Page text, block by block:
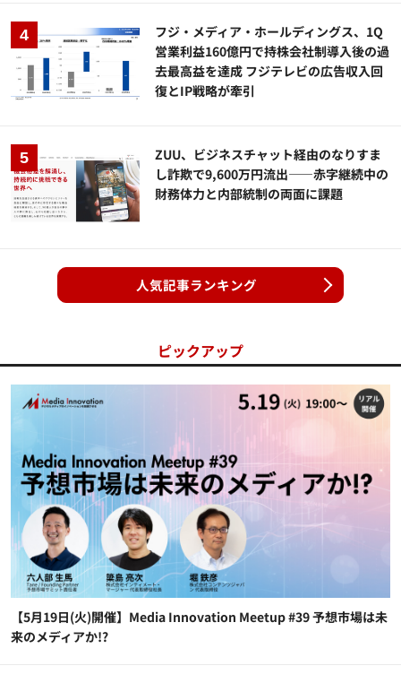
フジ・メディア・ホールディングス、1Q
営業利益160億円で持株会社制導入後の過
去最高益を達成 フジテレビの広告収入回
復とIP戦略が牽引
ZUU、ビジネスチャット経由のなりすま
し詐欺で9,600万円流出——赤字継続中の
財務体力と内部統制の両面に課題
人気記事ランキング
ピックアップ
【5月19日(火)開催】Media Innovation Meetup #39 予想市場は未
来のメディアか!?